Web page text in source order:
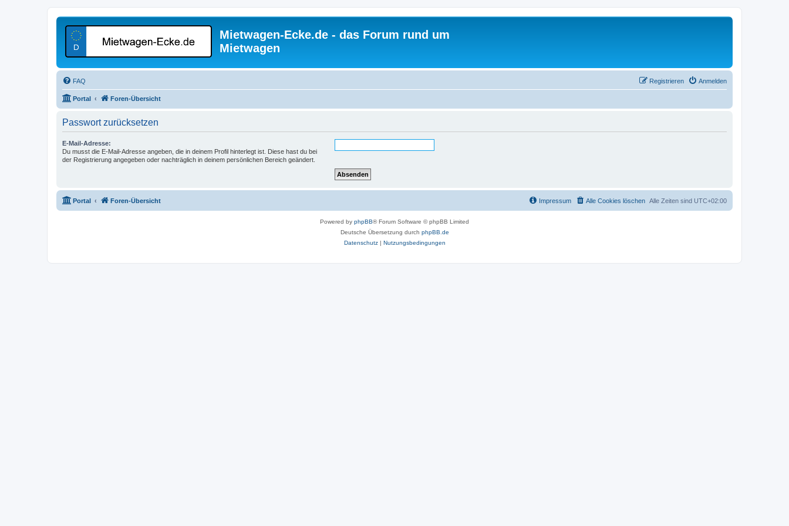
Mietwagen-Ecke.de - das Forum rund um
Mietwagen
FAQ Anmelden
Registrieren
Portal Foren-Übersicht
Passwort zurücksetzen
E-Mail-Adresse:
Du musst die E-Mail-Adresse angeben, die in deinem Profil hinterlegt ist. Diese hast du bei
der Registrierung angegeben oder nachträglich in deinem persönlichen Bereich geändert.
Portal Foren-Übersicht Alle Zeiten sind UTC+02:00
Alle Cookies löschen
Impressum
Powered by phpBB® Forum Software © phpBB Limited
Deutsche Übersetzung durch phpBB.de
Datenschutz| Nutzungsbedingungen